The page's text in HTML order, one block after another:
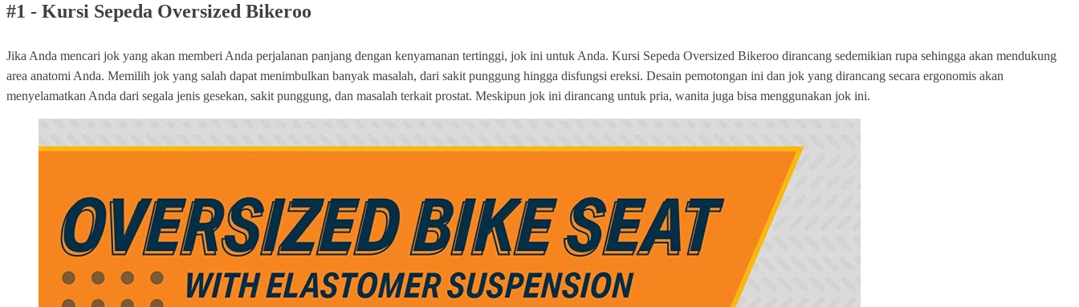
#1 - Kursi Sepeda Oversized Bikeroo
Jika Anda mencari jok yang akan memberi Anda perjalanan panjang dengan kenyamanan tertinggi, jok ini untuk Anda. Kursi Sepeda Oversized Bikeroo dirancang sedemikian rupa sehingga akan mendukung
area anatomi Anda. Memilih jok yang salah dapat menimbulkan banyak masalah, dari sakit punggung hingga disfungsi ereksi. Desain pemotongan ini dan jok yang dirancang secara ergonomis akan
menyelamatkan Anda dari segala jenis gesekan, sakit punggung, dan masalah terkait prostat. Meskipun jok ini dirancang untuk pria, wanita juga bisa menggunakan jok ini.